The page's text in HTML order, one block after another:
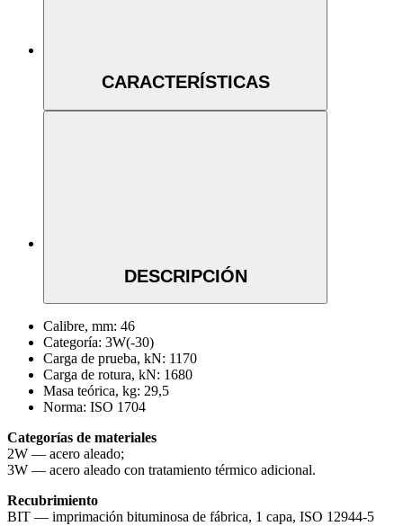
CARACTERÍSTICAS
DESCRIPCIÓN
Calibre, mm: 46
Categoría: 3W(-30)
Carga de prueba, kN: 1170
Carga de rotura, kN: 1680
Masa teórica, kg: 29,5
Norma: ISO 1704
Categorías de materiales
2W — acero aleado;
3W — acero aleado con tratamiento térmico adicional.
Recubrimiento
BIT — imprimación bituminosa de fábrica, 1 capa, ISO 12944-5